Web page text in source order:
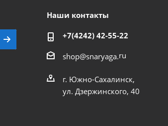
Наши контакты
+7(4242) 42-55-22
shop@snaryaga.ru
г. Южно-Сахалинск,
ул. Дзержинского, 40